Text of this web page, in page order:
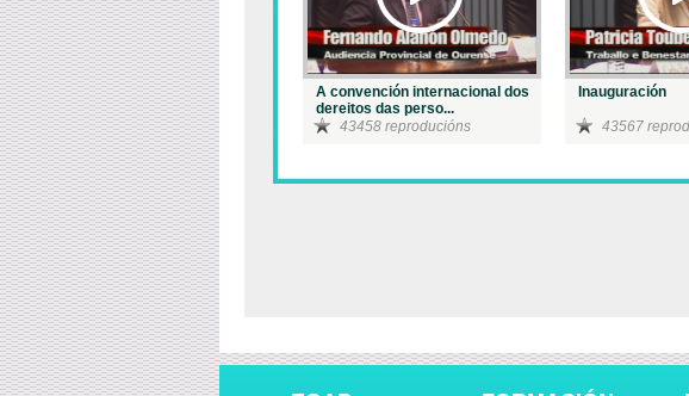
A convención internacional dos
dereitos das perso...
43458 reproducións
Inauguración
43567